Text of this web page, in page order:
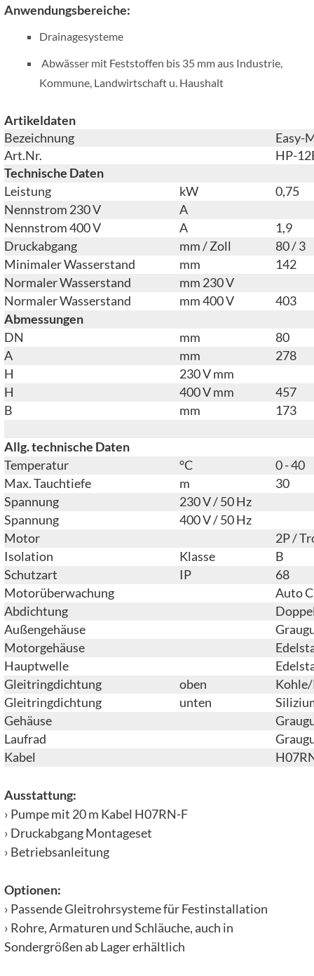
Anwendungsbereiche:
Drainagesysteme
Abwässer mit Feststoffen bis 35 mm aus Industrie,
Kommune, Landwirtschaft u. Haushalt
Artikeldaten
Bezeichnung
Easy-
Art.Nr.
HP-
Technische Daten
Leistung
kW
0,75
Nennstrom 230 V
A
Nennstrom 400 V
A
1,9
Druckabgang
mm / Zoll
80 / 3
Minimaler Wasserstand
mm
142
Normaler Wasserstand
mm 230 V
Normaler Wasserstand
mm 400 V
403
Abmessungen
DN
mm
80
A
mm
278
H
230 V mm
H
400 V mm
457
B
mm 173
Allg. technische Daten
Temperatur
°C
0 - 40
Max. Tauchtiefe
m
30
Spannung
230 V / 50 Hz
Spannung
400 V / 50 Hz
Motor
2P /
Isolation
Klasse
B
Schutzart
IP
68
Motorüberwachung
Auto
Abdichtung
Außengehäuse
Motorgehäuse
Hauptwelle
Gleitringdichtung
oben
Gleitringdichtung
unten
Gehäuse
Laufrad
Kabel
Ausstattung:
› Pumpe mit 20 m Kabel H07RN-F
› Druckabgang Montageset
› Betriebsanleitung
Optionen:
› Passende Gleitrohrsysteme für Festinstallation
› Rohre, Armaturen und Schläuche, auch in
Sondergrößen ab Lager erhältlich